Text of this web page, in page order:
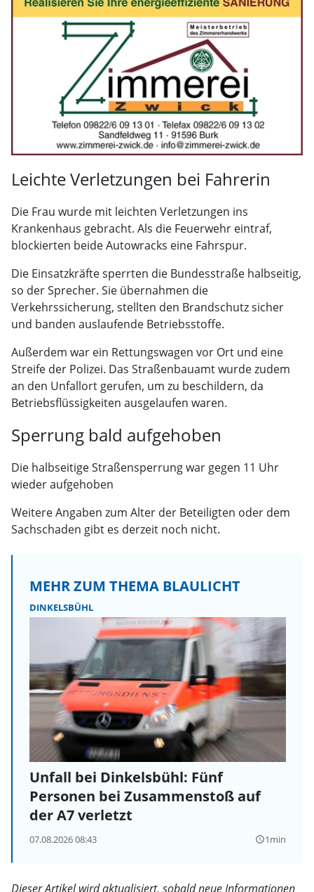
Leichte Verletzungen bei Fahrerin
Die Frau wurde mit leichten Verletzungen ins
Krankenhaus gebracht. Als die Feuerwehr eintraf,
blockierten beide Autowracks eine Fahrspur.
Die Einsatzkräfte sperrten die Bundesstraße halbseitig,
so der Sprecher. Sie übernahmen die
Verkehrssicherung, stellten den Brandschutz sicher
und banden auslaufende Betriebsstoffe.
Außerdem war ein Rettungswagen vor Ort und eine
Streife der Polizei. Das Straßenbauamt wurde zudem
an den Unfallort gerufen, um zu beschildern, da
Betriebsflüssigkeiten ausgelaufen waren.
Sperrung bald aufgehoben
Die halbseitige Straßensperrung war gegen 11 Uhr
wieder aufgehoben
Weitere Angaben zum Alter der Beteiligten oder dem
Sachschaden gibt es derzeit noch nicht.
MEHR ZUM THEMA BLAULICHT
DINKELSBÜHL
Unfall bei Dinkelsbühl: Fünf
Personen bei Zusammenstoß auf
der A7 verletzt
07.08.2026 08:43 query_builder1min
Dieser Artikel wird aktualisiert, sobald neue Informationen